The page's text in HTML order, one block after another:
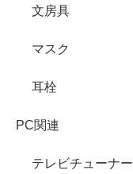
文房具
マスク
耳栓
PC関連
テレビチューナー